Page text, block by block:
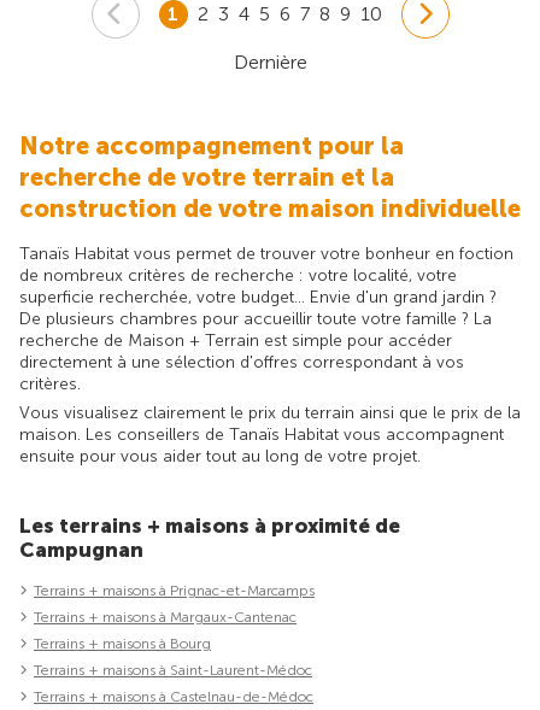
1 2 3 4 5 6 7 8 9 10
Dernière
Notre accompagnement pour la
recherche de votre terrain et la
construction de votre maison individuelle
Tanaïs Habitat vous permet de trouver votre bonheur en foction
de nombreux critères de recherche : votre localité, votre
superficie recherchée, votre budget... Envie d'un grand jardin ?
De plusieurs chambres pour accueillir toute votre famille ? La
recherche de Maison + Terrain est simple pour accéder
directement à une sélection d'offres correspondant à vos
critères.
Vous visualisez clairement le prix du terrain ainsi que le prix de la
maison. Les conseillers de Tanaïs Habitat vous accompagnent
ensuite pour vous aider tout au long de votre projet.
Les terrains + maisons à proximité de
Campugnan
Terrains + maisons à Prignac-et-Marcamps
Terrains + maisons à Margaux-Cantenac
Terrains + maisons à Bourg
Terrains + maisons à Saint-Laurent-Médoc
Terrains + maisons à Castelnau-de-Médoc